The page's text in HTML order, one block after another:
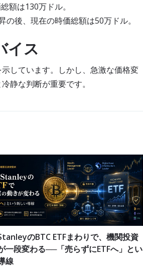
額は130万ドル。
後、現在の時価総額は50万ドル。
イス
しています。しかし、急激な価格変
静な判断が重要です。
のBTC ETFまわりで、機関投資
一段変わる──「売らずにETFへ」とい
線